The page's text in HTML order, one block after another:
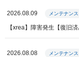
2026.08.09 メンテナン
【xrea】障害発生【復旧済
2026.08.08 メンテナン